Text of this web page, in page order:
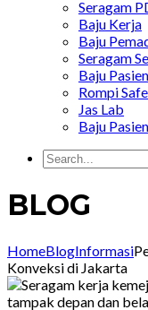
Seragam
Baju Kerja
Baju
Seragam
Baju Pasien
Rompi
Jas Lab
Baju
BLOG
HomeBlogInformasi
Konveksi di Jakarta